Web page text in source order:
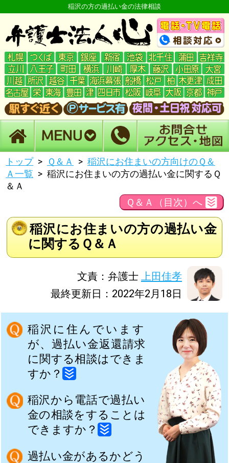
稲沢の方の過払い金の法律相談
トップ Ｑ＆Ａ
稲沢にお住まいの方向けのＱ＆
Ａ一覧
稲沢にお住まいの方の過払い金に関するＱ
＆Ａ
Ｑ＆Ａ（目次）へ
稲沢にお住まいの方の過払い金
に関するＱ＆Ａ
文責：弁護士 上田佳孝
最終更新日：2022年2月18日
稲沢に住んでいます
が、過払い金返還請求
に関する相談はできま
すか？
稲沢から電話で過払い
金の相談をすることは
できますか？
過払い金があるかどう